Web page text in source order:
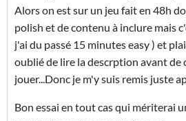
Alors on est sur un jeu fait en 48h
polish et de contenu à inclure mais
j'ai du passé 15 minutes easy ) et
oublié de lire la descrption avant de
jouer...Donc je m'y suis remis juste
Bon essai en tout cas qui mériterai